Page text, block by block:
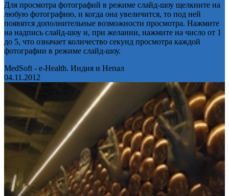
Для просмотра фотографий в режиме слайд-шоу щелкните на
любую фотографию, и когда она увеличится, то под ней
появятся дополнительные возможности просмотра. Нажмите
на надпись слайд-шоу и, при желании, нажмите на число от 1
до 5, что означает количество секунд просмотра каждой
фотографии в режиме слайд-шоу.
MedSoft - e-Health. Индия и Непал
04.11.2012